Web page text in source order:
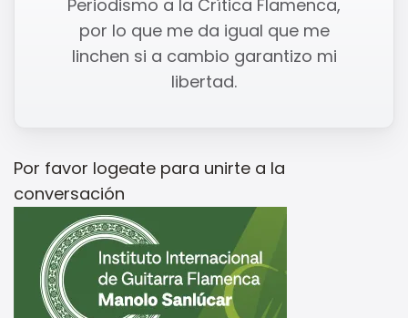
Periodismo a la Crítica Flamenca,
por lo que me da igual que me
linchen si a cambio garantizo mi
libertad.
Por favor logeate para unirte a la
conversación